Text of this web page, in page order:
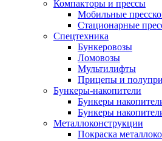
Компакторы и прессы
Мобильные
Стационарные
Спецтехника
Бункеровозы
Ломовозы
Мультилифты
Прицепы и
Бункеры-накопители
Бункеры
Бункеры
Металлоконструкции
Покраска